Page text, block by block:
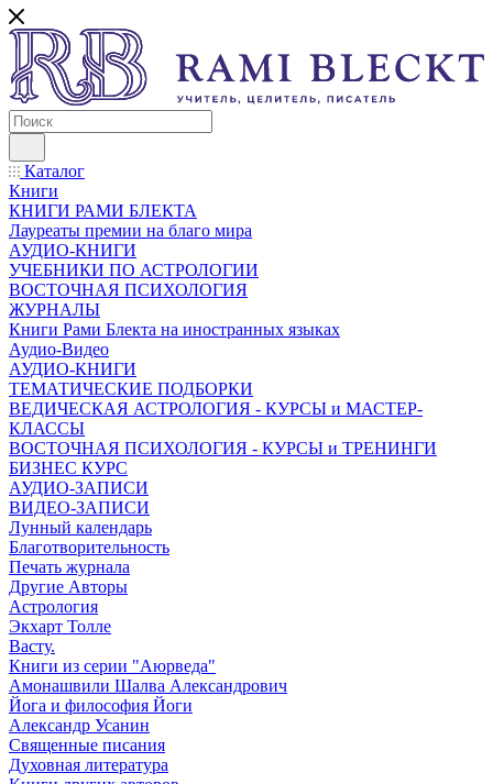
Каталог
Книги
КНИГИ РАМИ БЛЕКТА
Лауреаты премии на благо мира
АУДИО-КНИГИ
УЧЕБНИКИ ПО АСТРОЛОГИИ
ВОСТОЧНАЯ ПСИХОЛОГИЯ
ЖУРНАЛЫ
Книги Рами Блекта на иностранных языках
Аудио-Видео
АУДИО-КНИГИ
ТЕМАТИЧЕСКИЕ ПОДБОРКИ
ВЕДИЧЕСКАЯ АСТРОЛОГИЯ - КУРСЫ и МАСТЕР-
КЛАССЫ
ВОСТОЧНАЯ ПСИХОЛОГИЯ - КУРСЫ и ТРЕНИНГИ
БИЗНЕС КУРС
АУДИО-ЗАПИСИ
ВИДЕО-ЗАПИСИ
Лунный календарь
Благотворительность
Печать журнала
Другие Aвторы
Астрология
Экхарт Толле
Васту.
Книги из серии "Аюрведа"
Амонашвили Шалва Александрович
Йога и философия Йоги
Александр Усанин
Священные писания
Духовная литература